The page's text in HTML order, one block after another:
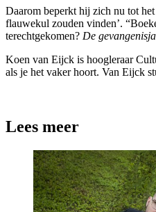
Daarom beperkt hij zich nu tot
flauwekul zouden vinden’.
terechtgekomen? De
Koen van Eijck is hoogleraar
als je het vaker hoort. Van Eijck
Lees meer